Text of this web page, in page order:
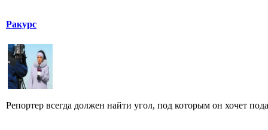
Ракурс
Репортер всегда должен найти угол, под которым он хочет